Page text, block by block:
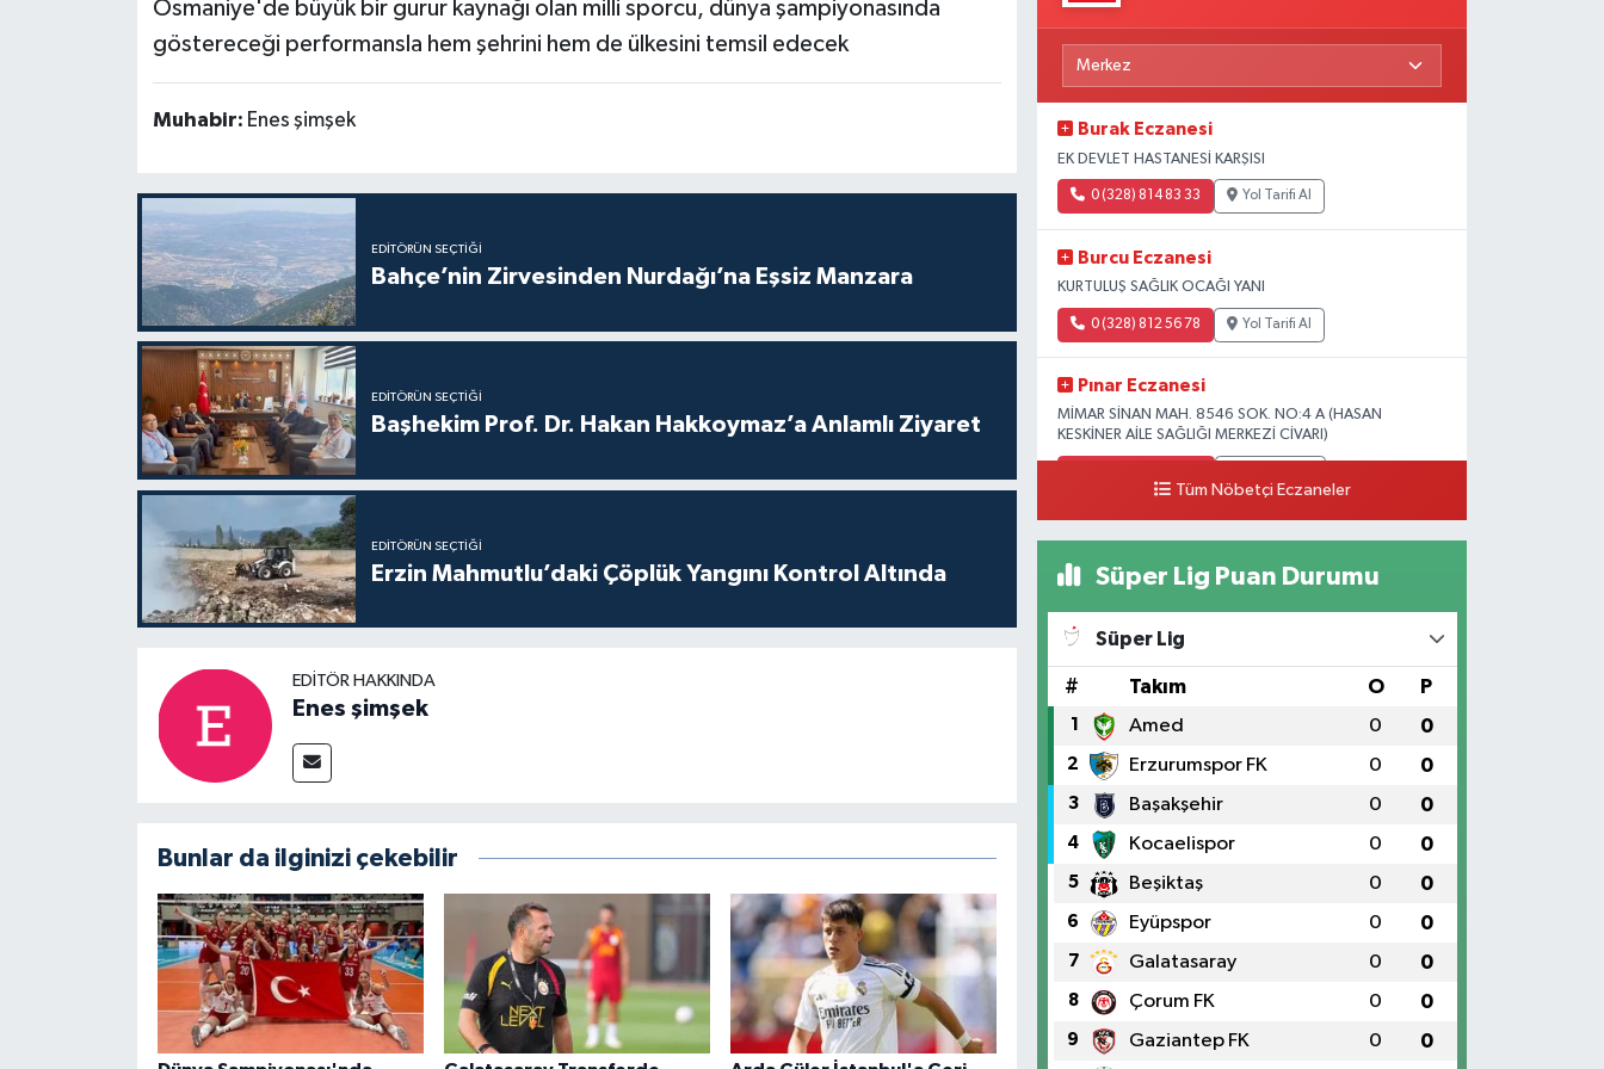
Osmaniye'de büyük bir gurur kaynağı olan milli sporcu, dünya şampiyonasında
göstereceği performansla hem şehrini hem de ülkesini temsil edecek
Muhabir: Enes şimşek
EDITÖRÜN SEÇTIĞI
Bahçe’nin Zirvesinden Nurdağı’na Eşsiz Manzara
EDITÖRÜN SEÇTIĞI
Başhekim Prof. Dr. Hakan Hakkoymaz’a Anlamlı Ziyaret
EDITÖRÜN SEÇTIĞI
Erzin Mahmutlu’daki Çöplük Yangını Kontrol Altında
EDITÖR HAKKINDA
Enes şimşek
Bunlar da ilginizi çekebilir
Burak Eczanesi
EK DEVLET HASTANESİ KARŞISI
0 (328) 814 83 33 Yol Tarifi Al
Burcu Eczanesi
KURTULUŞ SAĞLIK OCAĞI YANI
0 (328) 812 56 78 Yol Tarifi Al
Pınar Eczanesi
MİMAR SİNAN MAH. 8546 SOK. NO:4 A (HASAN
KESKİNER AİLE SAĞLIĞI MERKEZİ CİVARI)
Tüm Nöbetçi Eczaneler
Süper Lig Puan Durumu
Süper Lig
# Takım O P
1 Amed 0 0
2 Erzurumspor FK 0 0
3 Başakşehir 0 0
4 Kocaelispor 0 0
5 Beşiktaş 0 0
6 Eyüpspor 0 0
7 Galatasaray 0 0
8 Çorum FK 0 0
9 Gaziantep FK 0 0